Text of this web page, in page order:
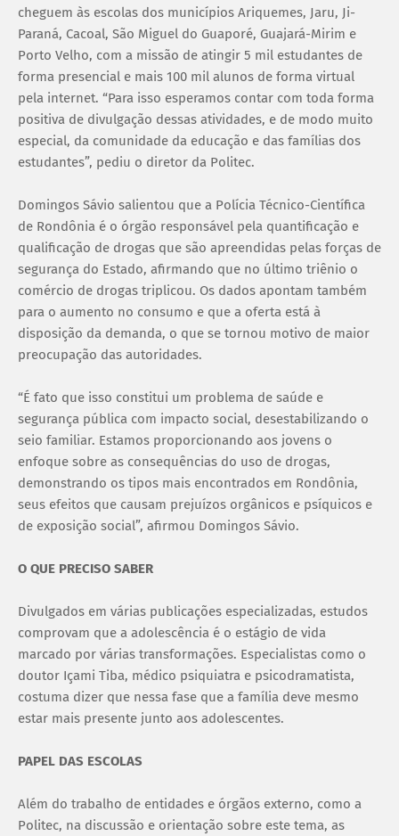
cheguem às escolas dos municípios Ariquemes, Jaru, Ji-
Paraná, Cacoal, São Miguel do Guaporé, Guajará-Mirim e
Porto Velho, com a missão de atingir 5 mil estudantes de
forma presencial e mais 100 mil alunos de forma virtual
pela internet. “Para isso esperamos contar com toda forma
positiva de divulgação dessas atividades, e de modo muito
especial, da comunidade da educação e das famílias dos
estudantes”, pediu o diretor da Politec.
Domingos Sávio salientou que a Polícia Técnico-Científica
de Rondônia é o órgão responsável pela quantificação e
qualificação de drogas que são apreendidas pelas forças de
segurança do Estado, afirmando que no último triênio o
comércio de drogas triplicou. Os dados apontam também
para o aumento no consumo e que a oferta está à
disposição da demanda, o que se tornou motivo de maior
preocupação das autoridades.
“É fato que isso constitui um problema de saúde e
segurança pública com impacto social, desestabilizando o
seio familiar. Estamos proporcionando aos jovens o
enfoque sobre as consequências do uso de drogas,
demonstrando os tipos mais encontrados em Rondônia,
seus efeitos que causam prejuízos orgânicos e psíquicos e
de exposição social”, afirmou Domingos Sávio.
O QUE PRECISO SABER
Divulgados em várias publicações especializadas, estudos
comprovam que a adolescência é o estágio de vida
marcado por várias transformações. Especialistas como o
doutor Içami Tiba, médico psiquiatra e psicodramatista,
costuma dizer que nessa fase que a família deve mesmo
estar mais presente junto aos adolescentes.
PAPEL DAS ESCOLAS
Além do trabalho de entidades e órgãos externo, como a
Politec, na discussão e orientação sobre este tema, as